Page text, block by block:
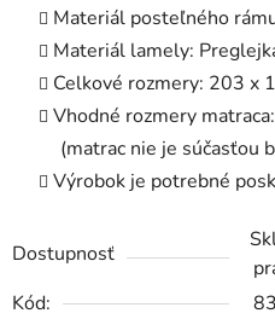
Materiál posteľného
Materiál lamely:
Celkové rozmery: 203 x
Vhodné rozmery
(matrac nie je súčasťou
Výrobok je potrebné
Dostupnosť
Kód: